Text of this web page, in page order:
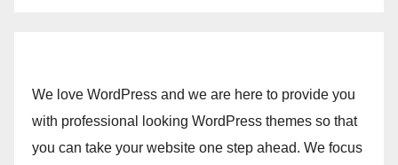
We love WordPress and we are here to provide you
with professional looking WordPress themes so that
you can take your website one step ahead. We focus